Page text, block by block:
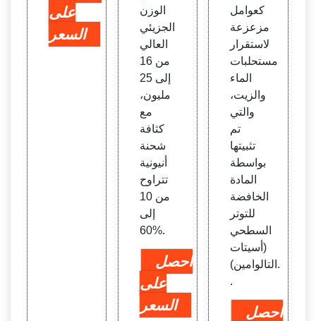
على
السعر
الوزن
الجزيئي
العالي
من 16
إلى 25
مليون،
مع
كثافة
شحنة
أنيونية
تتراوح
من 10
إلى
60%.
احصل
على
السعر
كعوامل
مزعزعة
لاستقرار
مستحلبات
الماء
والزيت،
والتي
تم
تثبيتها
بواسطة
المادة
الخافضة
للتوتر
السطحي
(أسيتات
التالوامين).
.
احصل